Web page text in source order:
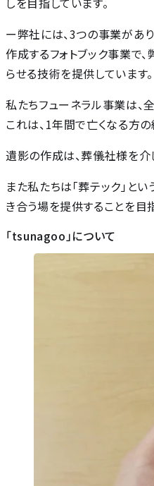
ー弊社には、3つの事業があ
作成するフォトブック事業で
らせる技術を提供しています。
私たちフューネラル事業は
これは、1年間で亡くなる方
遺影の作成は、葬儀社様を介
また私たちは「葬テック」と
き合う場を提供することを目
「tsunagoo」について